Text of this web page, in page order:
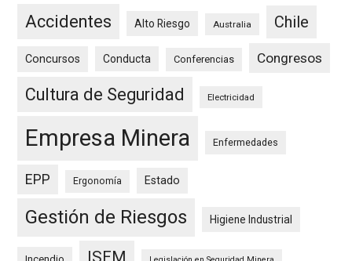
Accidentes Alto Riesgo Australia Chile
Concursos Conducta Conferencias Congresos
Cultura de Seguridad Electricidad
Empresa Minera Enfermedades
EPP Ergonomía Estado
Gestión de Riesgos Higiene Industrial